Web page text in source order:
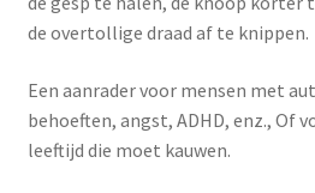
de overtollige draad af te knippen.
Een aanrader voor mensen met
behoeften, angst, ADHD, enz., Of
leeftijd die moet kauwen.